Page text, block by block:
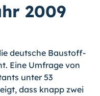
2009
deutsche Baustoff-
Eine Umfrage von
unter 53
dass knapp zwei